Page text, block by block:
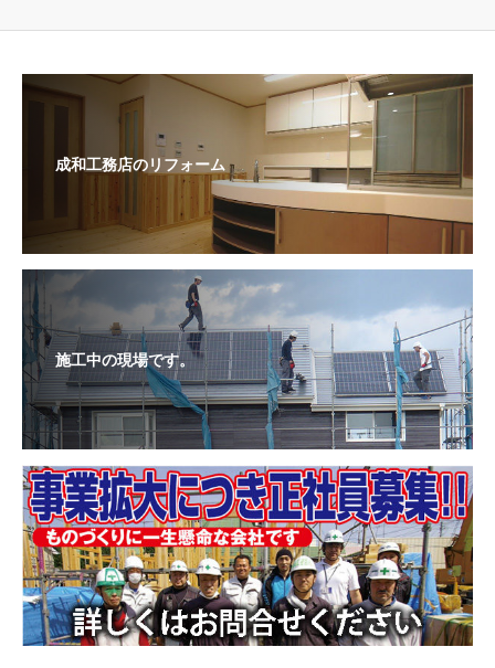
成和工務店のリフォーム
施工中の現場です。